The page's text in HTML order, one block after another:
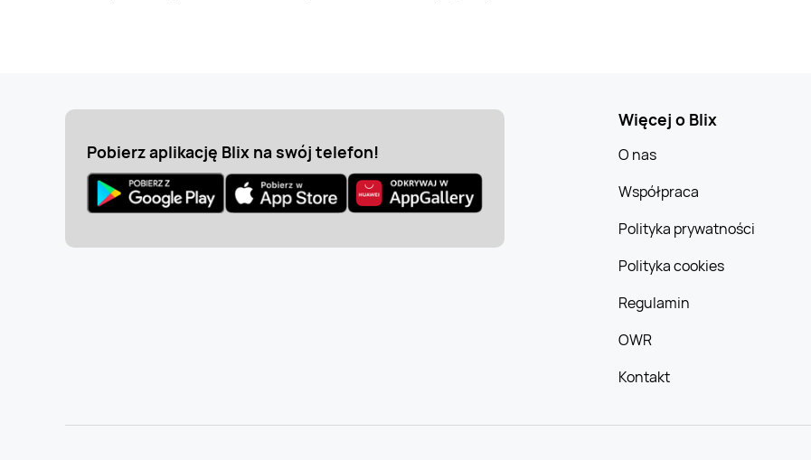
Pobierz aplikację Blix na swój telefon!
Więcej o Blix
O nas
Współpraca
Polityka prywatności
Polityka cookies
Regulamin
OWR
Kontakt